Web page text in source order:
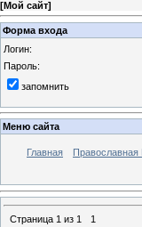
[Мой сайт]
Форма входа
Логин:
Пароль:
запомнить
Меню сайта
Главная
Страница 1 из 1
1